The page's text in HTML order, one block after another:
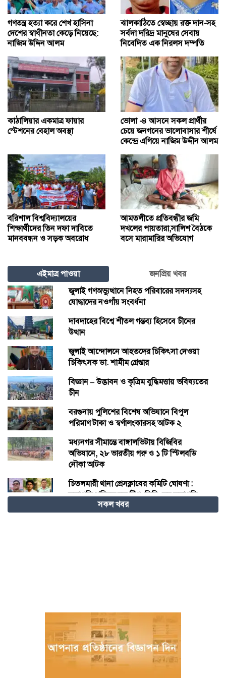
গণতন্ত্র হত্যা করে শেখ হাসিনা
দেশের স্বাধীনতা কেড়ে নিয়েছে:
নাজিম উদ্দিন আলম
ঝালকাঠিতে স্বেচ্ছায় রক্ত দান-সহ
সর্বদা দরিদ্র মানুষের সেবায়
নিবেদিত এক নিরলস দম্পতি
কাঠালিয়ার একমাত্র ফায়ার
স্টেশনের বেহাল অবস্থা
ভোলা -৪ আসনে সকল প্রার্থীর
চেয়ে জনগনের ভালোবাসার শীর্ষে
কেন্দ্রে এগিয়ে নাজিম উদ্দীন আলম
বরিশাল বিশ্ববিদ্যালয়ের
শিক্ষার্থীদের তিন দফা দাবিতে
মানববন্ধন ও সড়ক অবরোধ
আমতলীতে প্রতিবন্ধীর জমি
দখলের পায়তারা,সালিশ বৈঠকে
বসে মারামারির অভিযোগ
এইমাত্র পাওয়া
জনপ্রিয় খবর
জুলাই গণঅভ্যুত্থানে নিহত পরিবারের সদস্যসহ
যোদ্ধাদের নওগাঁয় সংবর্ধনা
দাবদাহের বিশ্বে শীতল গন্তব্য হিসেবে চীনের
উত্থান
জুলাই আন্দোলনে আহতদের চিকিৎসা দেওয়া
চিকিৎসক ডা. শামীম গ্রেপ্তার
বিজ্ঞান – উদ্ভাবন ও কৃত্রিম বুদ্ধিমত্তায় ভবিষ্যতের
চীন
বরগুনায় পুলিশের বিশেষ অভিযানে বিপুল
পরিমাণ টাকা ও স্বর্ণালংকারসহ আটক ২
মধ্যনগর সীমান্তে বাঙ্গালভিটায় বিজিবির
অভিযানে, ২৮ ভারতীয় গরু ও ১ টি স্টিলবডি
নৌকা আটক
চিতলমারী থানা প্রেসক্লাবের কমিটি ঘোষণা :
সভাপতি শহিদুল হক টিপু, সিনি: সহ সভাপতি
মো: আজাদ খান, সাধারণ সম্পাদক অরুন কুমার
গাঁজাসহ দুইজন মাদক ব্যবসায়ীকে গ্রেফতার
করেছে র‍্যাব-৬
নওগাঁয় পানিতে ডুবে নবদম্পতির মৃত্যু, শয়ন ঘর
থেকে যুবকের মরদেহ উদ্ধার
সকল খবর